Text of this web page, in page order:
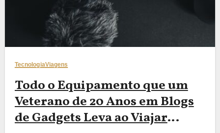
TecnologiaViagens
Todo o Equipamento que um
Veterano de 20 Anos em Blogs
de Gadgets Leva ao Viajar